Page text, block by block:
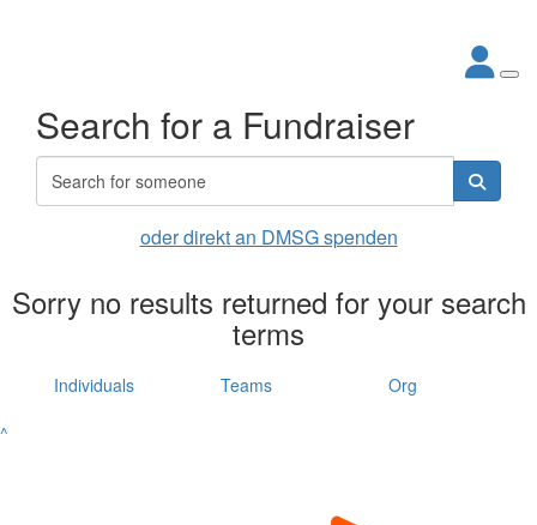
Search for a Fundraiser
oder direkt an DMSG spenden
Sorry no results returned for your search
terms
Individuals Teams
Org
^